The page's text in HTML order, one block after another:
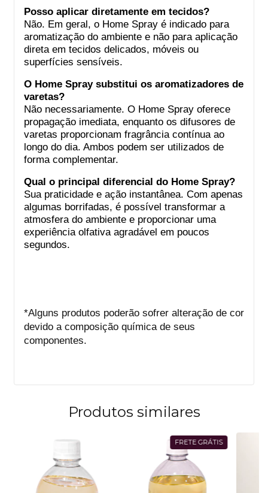
Posso aplicar diretamente em tecidos?
Não. Em geral, o Home Spray é indicado para
aromatização do ambiente e não para aplicação
direta em tecidos delicados, móveis ou
superfícies sensíveis.
O Home Spray substitui os aromatizadores de
varetas?
Não necessariamente. O Home Spray oferece
propagação imediata, enquanto os difusores de
varetas proporcionam fragrância contínua ao
longo do dia. Ambos podem ser utilizados de
forma complementar.
Qual o principal diferencial do Home Spray?
Sua praticidade e ação instantânea. Com apenas
algumas borrifadas, é possível transformar a
atmosfera do ambiente e proporcionar uma
experiência olfativa agradável em poucos
segundos.
*Alguns produtos poderão sofrer alteração de cor
devido a composição química de seus
componentes.
Produtos similares
FRETE GRÁTIS